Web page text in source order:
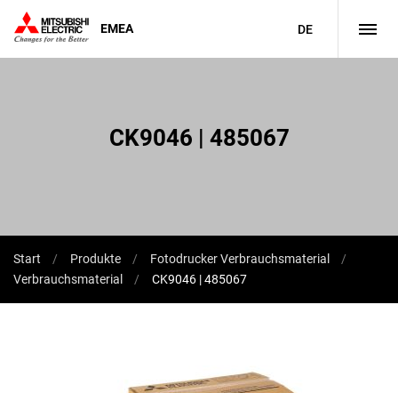
EMEA DE
CK9046 | 485067
Start Produkte
Fotodrucker Verbrauchsmaterial
Verbrauchsmaterial
CK9046 | 485067